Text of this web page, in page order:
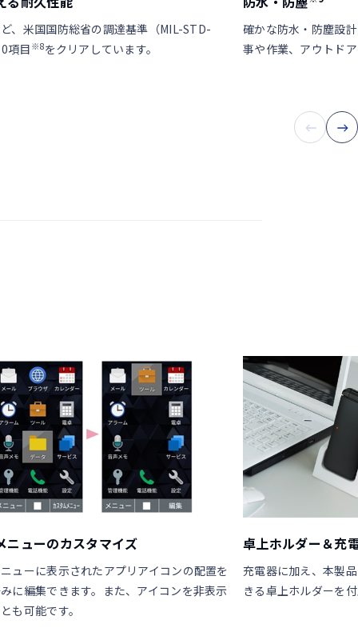
、米国国防総省の調達基準（MIL-STD-
項目 ※8をクリアしています。
確かな防水・防塵設
事や作業、アウトド
ニューのカスタマイズ
ューに表示されたアプリアイコンの配置を
に編集できます。また、アイコンを非表示
も可能です。
卓上ホルダー＆充
充電器に加え、本製
きる卓上ホルダーを